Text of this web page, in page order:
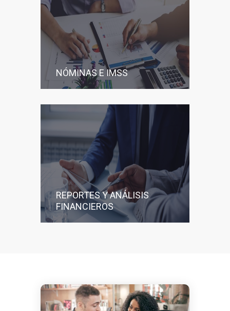
NÓMINAS E IMSS
REPORTES Y ANÁLISIS
FINANCIEROS